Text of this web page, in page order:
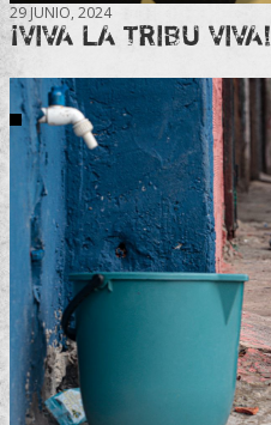
29 JUNIO, 2024
¡VIVA LA TRIBU VIVA!